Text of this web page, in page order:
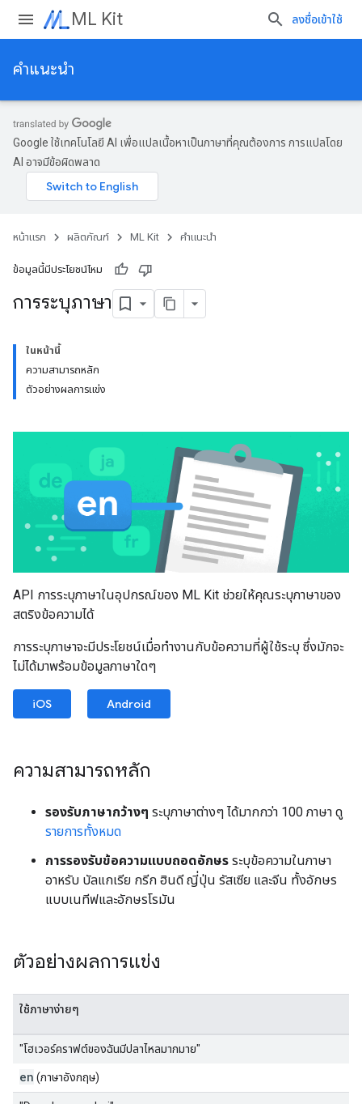
ML Kit ลงชื่อเข้าใช้
คำแนะนำ
Google ใช้เทคโนโลยี AI เพื่อแปลเนื้อหาเป็นภาษาที่คุณต้องการ การแปลโดย
AI อาจมีข้อผิดพลาด
หน้าแรก ผลิตภัณฑ์ ML Kit คำแนะนำ
ข้อมูลนี้มีประโยชน์ไหม
การระบุภาษา
ในหน้านี้
ความสามารถหลัก
ตัวอย่างผลการแข่ง
API การระบุภาษาในอุปกรณ์ของ ML Kit ช่วยให้คุณระบุภาษาของ
สตริงข้อความได้
การระบุภาษาจะมีประโยชน์เมื่อทำงานกับข้อความที่ผู้ใช้ระบุ ซึ่งมักจะ
ไม่ได้มาพร้อมข้อมูลภาษาใดๆ
iOS Android
ความสามารถหลัก
รองรับภาษากว้างๆ ระบุภาษาต่างๆ ได้มากกว่า 100 ภาษา ดู
รายการทั้งหมด
การรองรับข้อความแบบถอดอักษร ระบุข้อความในภาษา
อาหรับ บัลแกเรีย กรีก ฮินดี ญี่ปุ่น รัสเซีย และจีน ทั้งอักษร
แบบเนทีฟและอักษรโรมัน
ตัวอย่างผลการแข่ง
ใช้ภาษาง่ายๆ
"โฮเวอร์คราฟต์ของฉันมีปลาไหลมากมาย"
en (ภาษาอังกฤษ)